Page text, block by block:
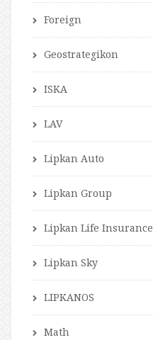
Foreign
Geostrategikon
ISKA
LAV
Lipkan Auto
Lipkan Group
Lipkan Life Insurance
Lipkan Sky
LIPKANOS
Math